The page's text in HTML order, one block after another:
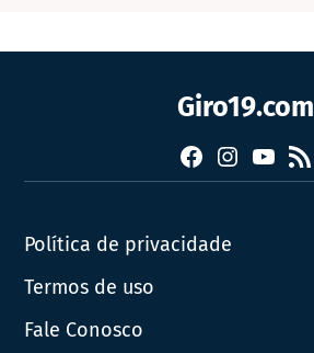
Giro19.com
FacebookInstagram
YouTube
RSS
Política de privacidade
Termos de uso
Fale Conosco